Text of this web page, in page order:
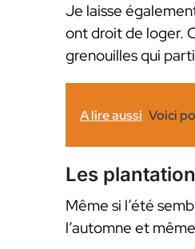
Je laisse
ont droit de loger.
grenouilles qui
A lire aussi Voici
Les
Même si l’été
l’automne et